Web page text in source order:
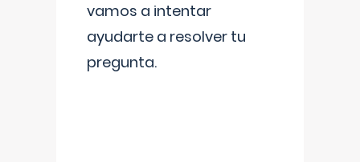
vamos a intentar
ayudarte a resolver tu
pregunta.